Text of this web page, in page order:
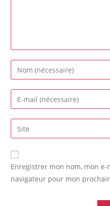
Enregistrer mon nom, mon
navigateur pour mon